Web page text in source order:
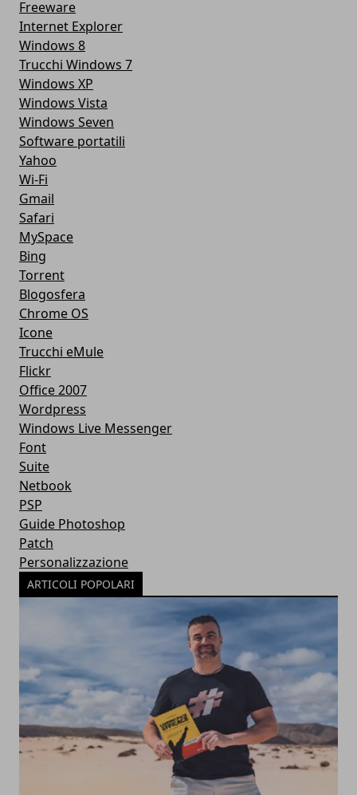
Freeware
Internet Explorer
Windows 8
Trucchi Windows 7
Windows XP
Windows Vista
Windows Seven
Software portatili
Yahoo
Wi-Fi
Gmail
Safari
MySpace
Bing
Torrent
Blogosfera
Chrome OS
Icone
Trucchi eMule
Flickr
Office 2007
Wordpress
Windows Live Messenger
Font
Suite
Netbook
PSP
Guide Photoshop
Patch
Personalizzazione
ARTICOLI POPOLARI